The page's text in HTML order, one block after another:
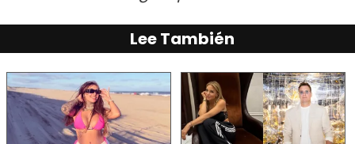
Lee También